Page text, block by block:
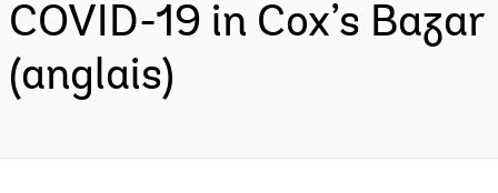
COVID-19 in Cox’s Bazar
(anglais)